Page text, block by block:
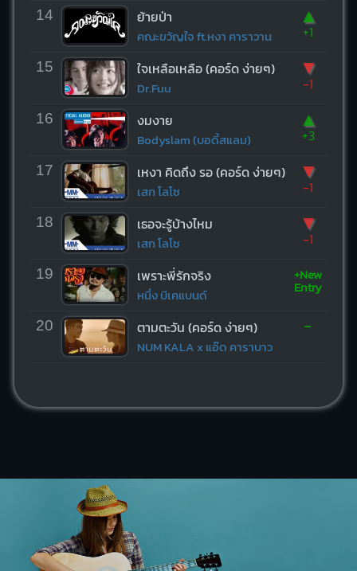
14 ย้ายป่า
คณะขวัญใจ ft.หงา คาราวาน
▲
+1
15 ใจเหลือเหลือ (คอร์ด ง่ายๆ)
Dr.Fuu
▼
-1
16 งมงาย
Bodyslam (บอดี้สแลม)
▲
+3
17 เหงา คิดถึง รอ (คอร์ด ง่ายๆ)
เสก โลโซ
▼
-1
18 เธอจะรู้บ้างไหม
เสก โลโซ
▼
-1
19 เพราะพี่รักจริง
หนึ่ง บีเคแบนด์
+New
Entry
20 ตามตะวัน (คอร์ด ง่ายๆ)
NUM KALA x แอ๊ด คาราบาว
-